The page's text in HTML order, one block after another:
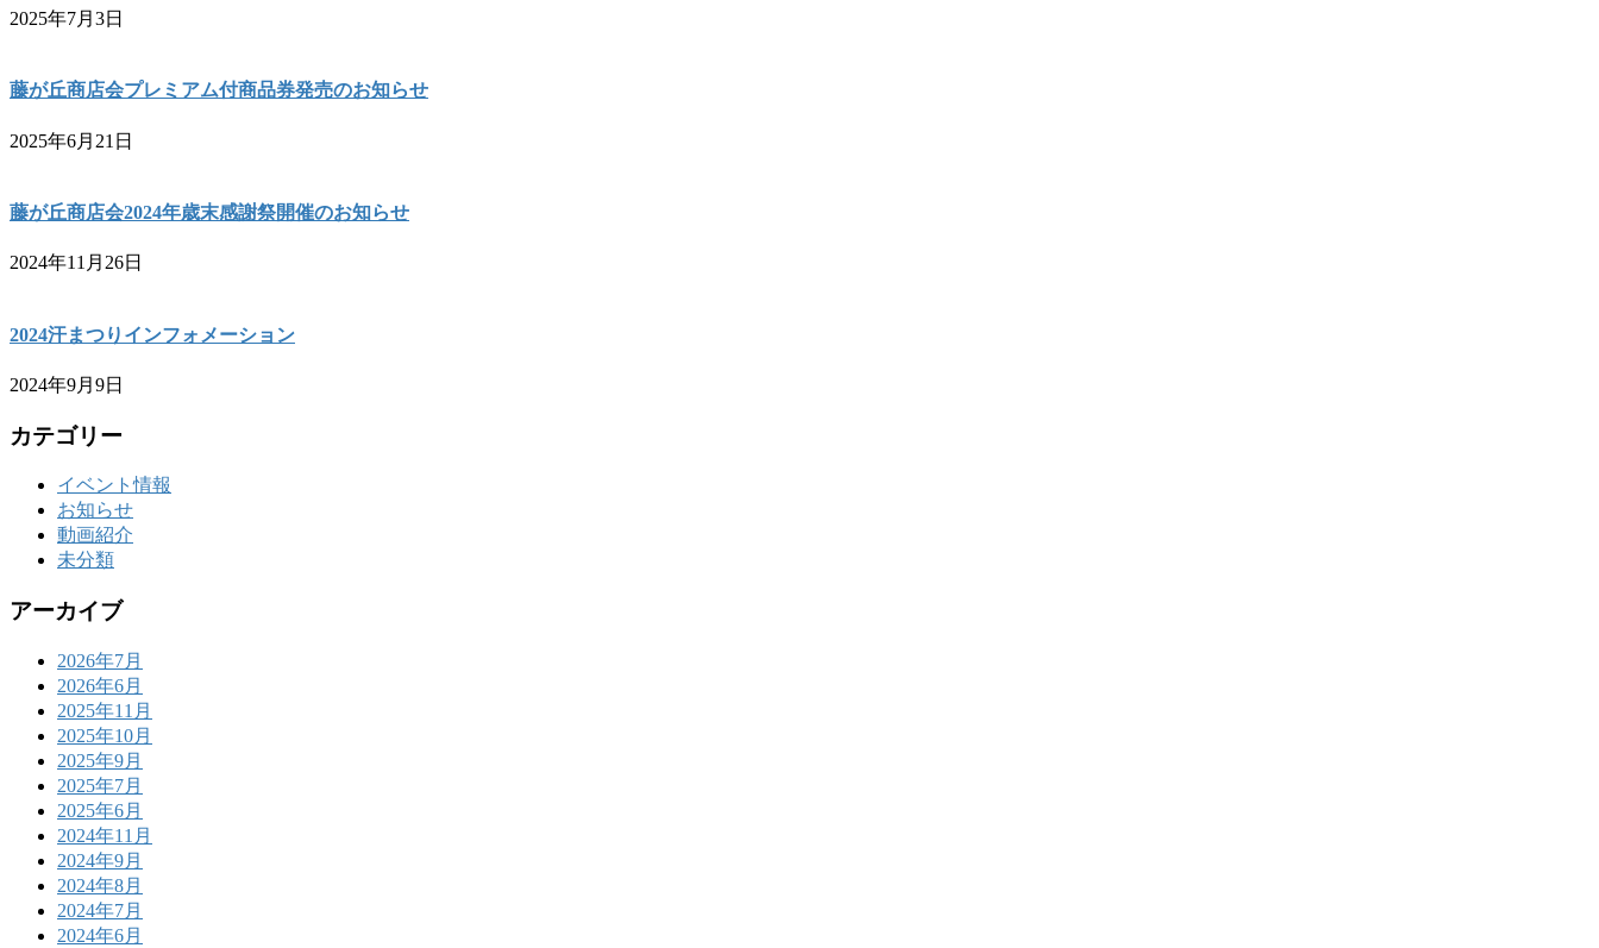
2025年7月3日
藤が丘商店会プレミアム付商品券発売のお知らせ
2025年6月21日
藤が丘商店会2024年歳末感謝祭開催のお知らせ
2024年11月26日
2024汗まつりインフォメーション
2024年9月9日
カテゴリー
イベント情報
お知らせ
動画紹介
未分類
アーカイブ
2026年7月
2026年6月
2025年11月
2025年10月
2025年9月
2025年7月
2025年6月
2024年11月
2024年9月
2024年8月
2024年7月
2024年6月